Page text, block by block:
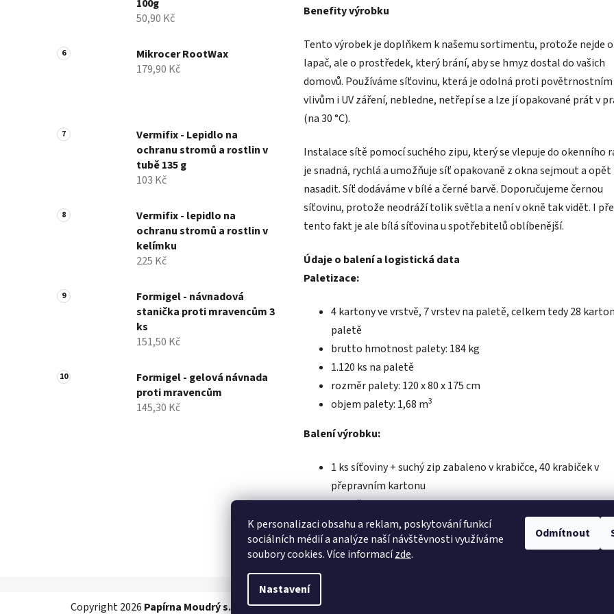
K personalizaci obsahu a reklam, poskytování funkcí
sociálních médií a analýze naší návštěvnosti využíváme
soubory cookies. Více informacízde.
Nastavení
Odmítnout
100g
50,90 Kč
Mikrocer RootWax
179,90 Kč
Vermifix - Lepidlo na
ochranu stromů a rostlin v
tubě 135 g
103 Kč
Vermifix - lepidlo na
ochranu stromů a rostlin v
kelímku
225 Kč
Formigel - návnadová
stanička proti mravencům 3
ks
151,50 Kč
Formigel - gelová návnada
proti mravencům
145,30 Kč
Benefity výrobku
Tento výrobek je doplňkem k našemu sortimentu, protože nejde o
lapač, ale o prostředek, který brání, aby se hmyz dostal do vašich
domovů. Používáme síťovinu, která je odolná proti povětrnostním
vlivům i UV záření, nebledne, netřepí se a lze jí opakované prát v
(na 30 °C).
Instalace sítě pomocí suchého zipu, který se vlepuje do okenního
je snadná, rychlá a umožňuje síť opakovaně z okna sejmout a opět
nasadit. Síť dodáváme v bílé a černé barvě. Doporučujeme černou
síťovinu, protože neodráží tolik světla a není v okně tak vidět. I
tento fakt je ale bílá síťovina u spotřebitelů oblíbenější.
Údaje o balení a logistická data
Paletizace:
4 kartony ve vrstvě, 7 vrstev na paletě, celkem tedy 28
paletě
brutto hmotnost palety: 184 kg
1.120 ks na paletě
rozměr palety: 120 x 80 х 175 cm
objem palety: 1,68 m3
Balení výrobku:
1 ks síťoviny + suchý zip zabaleno v krabičce, 40 krabiček v
přepravním kartonu
rozměr kartonu: 525 x 370 x 230 mm
brutto hmotnost kartonu: 6,0 kg
objem kartonu: 0,0447 m3
Copyright 2026 Papírna Moudrý s.r.o. . Všechna práva vyhrazena.